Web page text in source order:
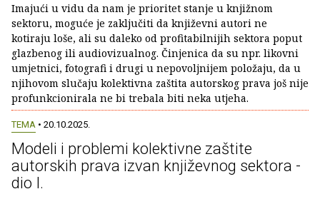
Imajući u vidu da nam je prioritet stanje u knjižnom
sektoru, moguće je zaključiti da književni autori ne
kotiraju loše, ali su daleko od profitabilnijih sektora poput
glazbenog ili audiovizualnog. Činjenica da su npr. likovni
umjetnici, fotografi i drugi u nepovoljnijem položaju, da u
njihovom slučaju kolektivna zaštita autorskog prava još nije
profunkcionirala ne bi trebala biti neka utjeha.
TEMA • 20.10.2025.
Modeli i problemi kolektivne zaštite
autorskih prava izvan književnog sektora -
dio I.